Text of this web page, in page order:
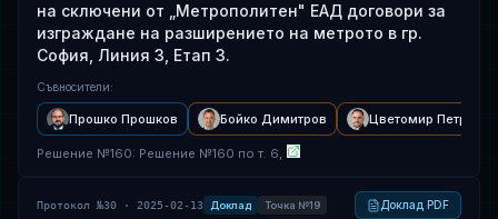
на сключени от „Метрополитен" ЕАД договори за
изграждане на разширението на метрото в гр.
София, Линия 3, Етап 3.
Съвносители:
Прошко Прошков Бойко Димитров Цветомир Петров
Решение №160: Решение №160 по т. 6,
Протокол №30 · 2025-02-13 Доклад Точка №19 Доклад PDF